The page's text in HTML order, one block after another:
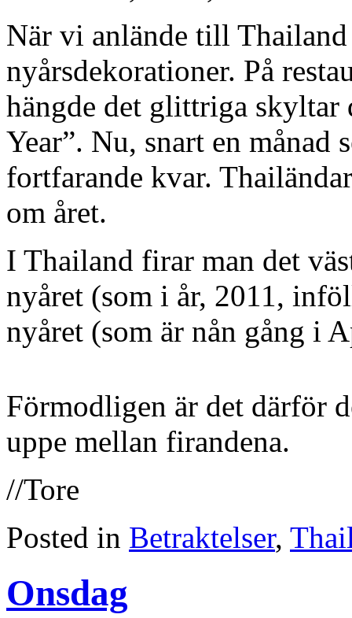
När vi anlände till Thailand
nyårsdekorationer. På
hängde det glittriga skyltar
Year”. Nu, snart en månad
fortfarande kvar.
om året.
I Thailand firar man det
nyåret (som i år, 2011,
nyåret (som är nån gång i
Förmodligen är det därför
uppe mellan firandena.
//Tore
Posted in Betraktelser,
Onsdag